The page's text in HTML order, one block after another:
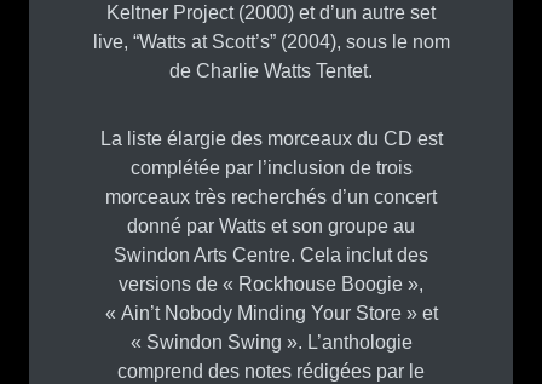
Keltner Project (2000) et d’un autre set
live, “Watts at Scott’s” (2004), sous le nom
de Charlie Watts Tentet.
La liste élargie des morceaux du CD est
complétée par l’inclusion de trois
morceaux très recherchés d’un concert
donné par Watts et son groupe au
Swindon Arts Centre. Cela inclut des
versions de « Rockhouse Boogie »,
« Ain’t Nobody Minding Your Store » et
« Swindon Swing ». L’anthologie
comprend des notes rédigées par le